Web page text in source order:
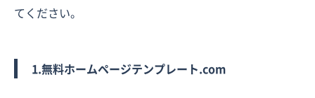
てください。
1.無料ホームページテンプレート.com